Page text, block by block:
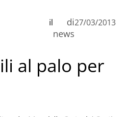
di
news
il 27/03/2013
al palo per